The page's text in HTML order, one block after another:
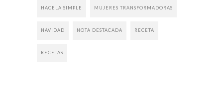
HACELA SIMPLE MUJERES TRANSFORMADORAS
NAVIDAD NOTA DESTACADA RECETA
RECETAS